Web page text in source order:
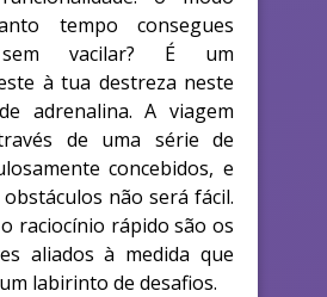
tempo consegues
vacilar? É um
à tua destreza neste
adrenalina. A viagem
de uma série de
concebidos, e
não será fácil.
raciocínio rápido são os
aliados à medida que
labirinto de desafios.